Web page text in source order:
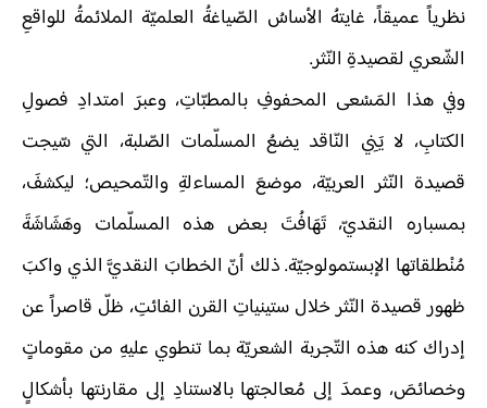
نظرياً عميقاً، غايتهُ الأساسُ الصّياغةُ العلميّة الملائمةُ للواقعِ
الشّعري لقصيدةِ النّثر.
وفي هذا المَسْعى المحفوفِ بالمطبّاتِ، وعبرَ امتدادِ فصولِ
الكتابِ، لا يَنِي النّاقد يضعُ المسلّمات الصّلبة، التي سّيجت
قصيدة النّثر العربيّة، موضعَ المساءلةِ والتّمحيص؛ ليكشفَ،
بمسباره النقديّ، تَهَافُتَ بعض هذه المسلّمات وهَشَاشَةَ
مُنْطلقاتها الإبستمولوجيّة. ذلك أنّ الخطابَ النقديَّ الذي واكبَ
ظهور قصيدة النّثر خلال ستينياتِ القرن الفائتِ، ظلّ قاصراً عن
إدراك كنه هذه التّجربة الشعريّة بما تنطوي عليهِ من مقوماتٍ
وخصائصَ، وعمدَ إلى مُعالجتها بالاستنادِ إلى مقارنتها بأشكالٍ